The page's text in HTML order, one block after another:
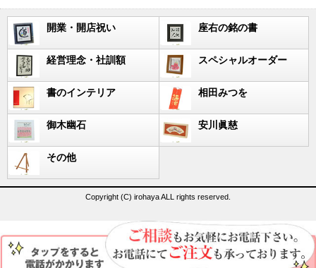
開業・開店祝い 座右の銘の書
経営理念・社訓額 スペシャルオーダー
書のインテリア 相田みつを
御木幽石 安川眞慈
その他
Copyright (C) irohaya ALL rights reserved.